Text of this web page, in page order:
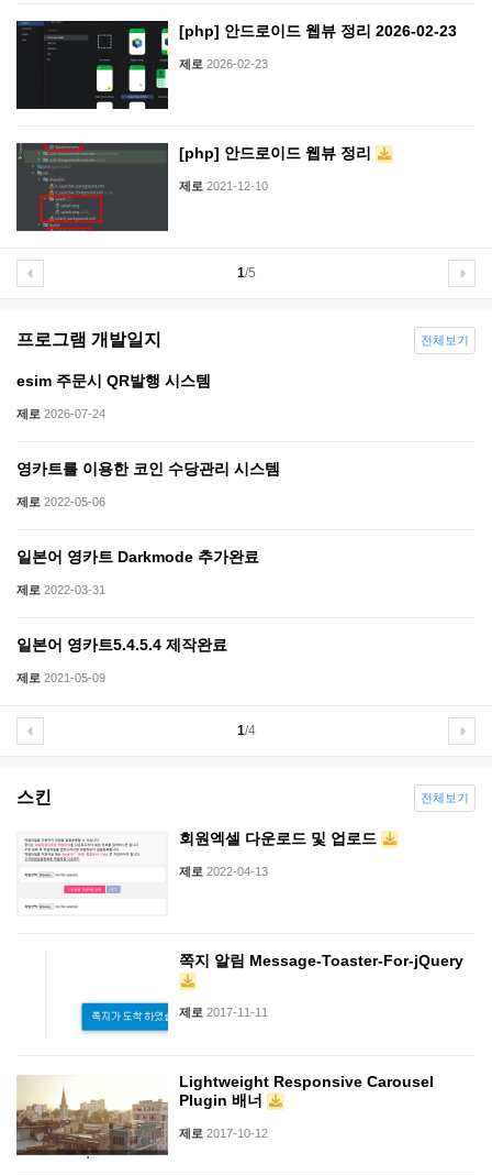
[php] 안드로이드 웹뷰 정리 2026-02-23
제로 2026-02-23
[php] 안드로이드 웹뷰 정리
제로 2021-12-10
1/5
프로그램 개발일지
esim 주문시 QR발행 시스템
제로 2026-07-24
영카트를 이용한 코인 수당관리 시스템
제로 2022-05-06
일본어 영카트 Darkmode 추가완료
제로 2022-03-31
일본어 영카트5.4.5.4 제작완료
제로 2021-05-09
1/4
전체보기
스킨
회원엑셀 다운로드 및 업로드
제로 2022-04-13
쪽지 알림 Message-Toaster-For-jQuery
제로 2017-11-11
Lightweight Responsive Carousel
Plugin 배너
제로 2017-10-12
전체보기